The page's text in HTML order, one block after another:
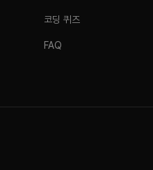
코딩 퀴즈
FAQ